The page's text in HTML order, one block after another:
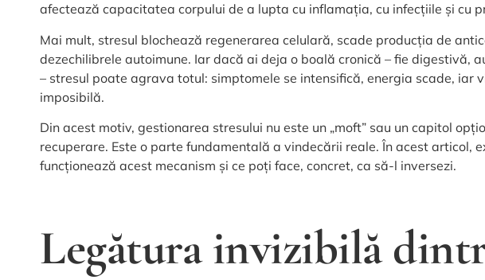
afectează capacitatea corpului de a lupta cu inflamația, cu infecțiile și cu
Mai mult, stresul blochează regenerarea celulară, scade producția de
dezechilibrele autoimune. Iar dacă ai deja o boală cronică – fie digestivă,
– stresul poate agrava totul: simptomele se intensifică, energia scade, iar
imposibilă.
Din acest motiv, gestionarea stresului nu este un „moft” sau un capitol
recuperare. Este o parte fundamentală a vindecării reale. În acest articol,
funcționează acest mecanism și ce poți face, concret, ca să-l inversezi.
Legătura invizibilă